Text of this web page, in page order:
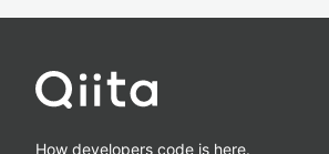
How developers code is here.